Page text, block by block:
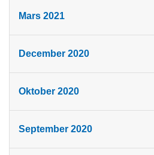
Mars 2021
December 2020
Oktober 2020
September 2020